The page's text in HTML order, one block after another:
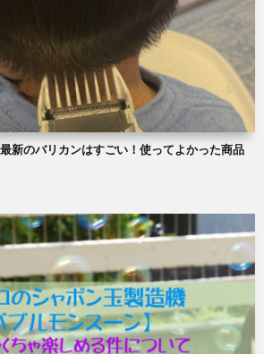
新のバリカンはすごい！使ってよかった商品